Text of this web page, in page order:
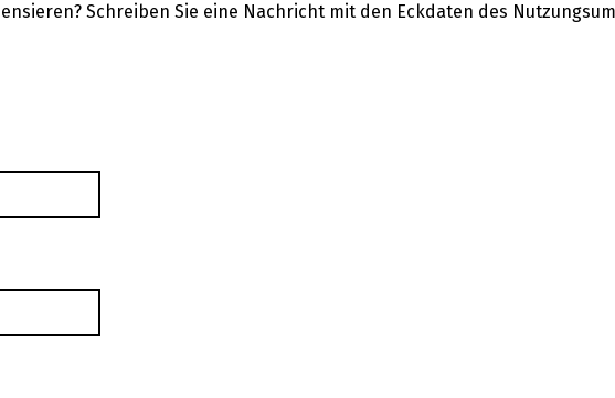
Schreiben Sie eine Nachricht mit den Eckdaten des